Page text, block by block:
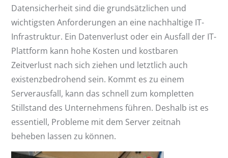
Datensicherheit sind die grundsätzlichen und
wichtigsten Anforderungen an eine nachhaltige IT-
Infrastruktur. Ein Datenverlust oder ein Ausfall der IT-
Plattform kann hohe Kosten und kostbaren
Zeitverlust nach sich ziehen und letztlich auch
existenzbedrohend sein. Kommt es zu einem
Serverausfall, kann das schnell zum kompletten
Stillstand des Unternehmens führen. Deshalb ist es
essentiell, Probleme mit dem Server zeitnah
beheben lassen zu können.